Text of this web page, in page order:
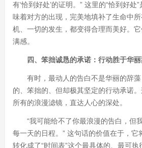
有‘恰到好处’的证明。” 这里的“恰到好处
味着对方的出现，完美地填补了生命中
机、一切的发生，都变得合理而美好。
满感。
四、笨拙诚恳的承诺：行动胜于华
有时，最动人的告白不是华丽的辞
的、笨拙的、但却极其坚定的行动承诺
所有的浪漫滤镜，直达人心的深处。
“我可能给不了你最浪漫的告白，但
每一天的日程。” 这句话的价值在于，它
转化成了“时间表”这个最具体的、最可